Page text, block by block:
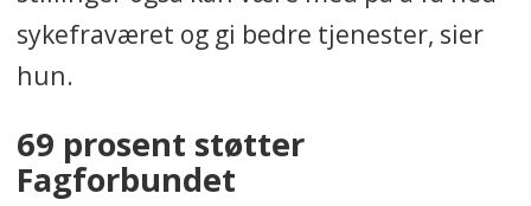
sykefraværet og gi bedre tjenester, sier
hun.
69 prosent støtter
Fagforbundet